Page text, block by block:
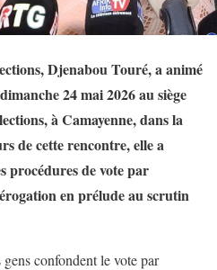
Djenabou Touré, a animé
24 mai 2026 au siège
à Camayenne, dans la
de cette rencontre, elle a
procédures de vote par
en prélude au scrutin
confondent le vote par